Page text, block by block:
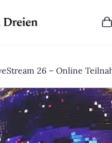
26 – Online